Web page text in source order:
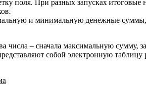
поля. При разных запусках итоговые
и минимальную денежные
числа – сначала максимальную сумму,
собой электронную